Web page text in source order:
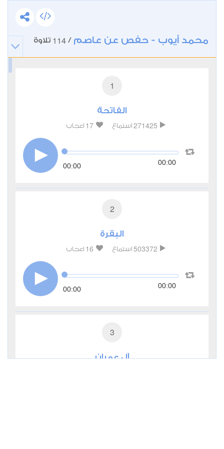
محمد أيوب - حفص عن عاصم /
114 تلاوة
1
الفاتحة
271425 استماع 17 اعجاب
00:00 00:00
2
البقرة
503372 استماع 16 اعجاب
00:00 00:00
3
آل عمران